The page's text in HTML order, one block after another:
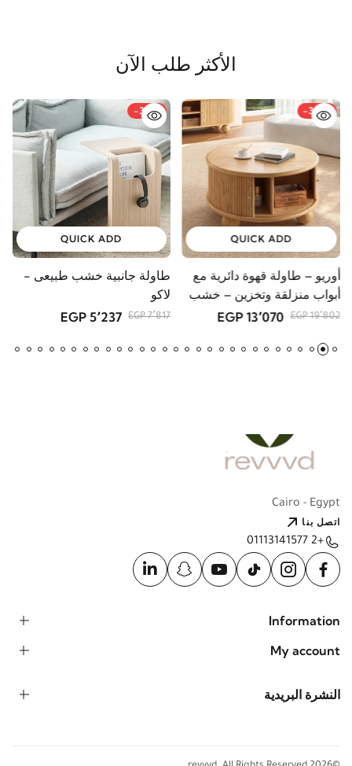
الأكثر طلب الآن
-34%
QUICK ADD
أوريو – طاولة قهوة دائرية مع
أبواب منزلقة وتخزين – خشب
-33%
QUICK ADD
طاولة جانبية خشب طبيعى -
لاكو
Cairo - Egypt
اتصل بنا
+2 01113141577
My account
النشرة البريدية